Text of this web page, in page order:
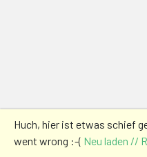
Huch, hier ist etwas schief
went wrong :-( Neu laden //